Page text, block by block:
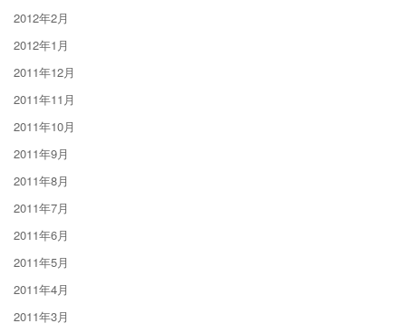
2012年2月
2012年1月
2011年12月
2011年11月
2011年10月
2011年9月
2011年8月
2011年7月
2011年6月
2011年5月
2011年4月
2011年3月